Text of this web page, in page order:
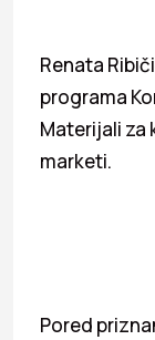
Renata
programa
Materijali za
marketi.
Pored